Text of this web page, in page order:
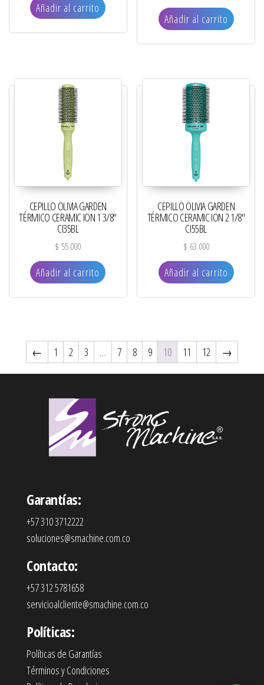
Añadir al carrito
Añadir al carrito
CEPILLO OLIVIA GARDEN
TÉRMICO CERAMIC ION 1 3/8″
CI35BL
$ 55.000
Añadir al carrito
CEPILLO OLIVIA GARDEN
TÉRMICO CERAMIC ION 2 1/8″
CI55BL
$ 63.000
Añadir al carrito
← 1 2 3 … 7 8 9 10 11 12 →
Garantías:
+57 310 3712222
soluciones@smachine.com.co
Contacto:
+57 312 5781658
servicioalcliente@smachine.com.co
Políticas:
Políticas de Garantías
Términos y Condiciones